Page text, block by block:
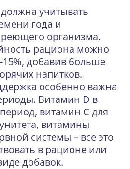
должна учитывать
года и
организма.
рациона можно
15%, добавив больше
напитков.
особенно важна
Витамин D в
витамин C для
витамины
системы – все это
в рационе или
добавок.